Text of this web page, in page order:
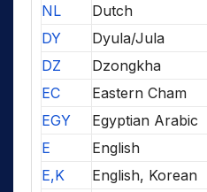
NL
Dutch
DY
Dyula/Jula
DZ
Dzongkha
EC
Eastern Cham
EGY
Egyptian Arabic
E
English
E,K
English, Korean